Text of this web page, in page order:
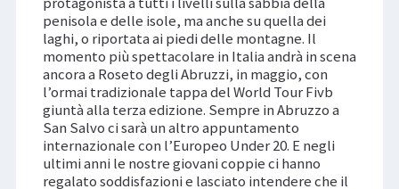
penisola e delle isole, ma anche su quella dei
laghi, o riportata ai piedi delle montagne. Il
momento più spettacolare in Italia andrà in scena
ancora a Roseto degli Abruzzi, in maggio, con
l’ormai tradizionale tappa del World Tour Fivb
giuntà alla terza edizione. Sempre in Abruzzo a
San Salvo ci sarà un altro appuntamento
internazionale con l’Europeo Under 20. E negli
ultimi anni le nostre giovani coppie ci hanno
regalato soddisfazioni e lasciato intendere che il